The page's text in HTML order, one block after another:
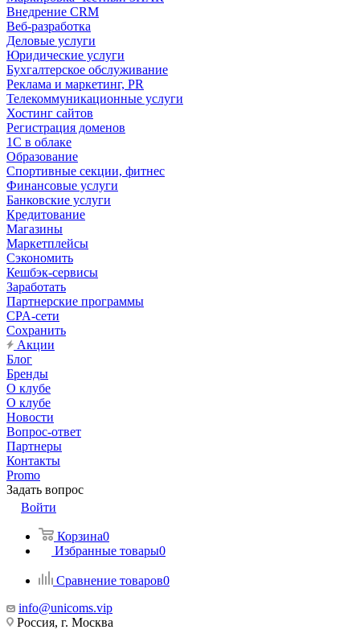
Внедрение CRM
Веб-разработка
Деловые услуги
Юридические услуги
Бухгалтерское обслуживание
Реклама и маркетинг, PR
Телекоммуникационные услуги
Хостинг сайтов
Регистрация доменов
1С в облаке
Образование
Спортивные секции, фитнес
Финансовые услуги
Банковские услуги
Кредитование
Магазины
Маркетплейсы
Сэкономить
Кешбэк-сервисы
Заработать
Партнерские программы
CPA-сети
Сохранить
Акции
Блог
Бренды
О клубе
О клубе
Новости
Вопрос-ответ
Партнеры
Контакты
Promo
Задать вопрос
Войти
Корзина0
Избранные товары0
Сравнение товаров0
info@unicoms.vip
Россия, г. Москва